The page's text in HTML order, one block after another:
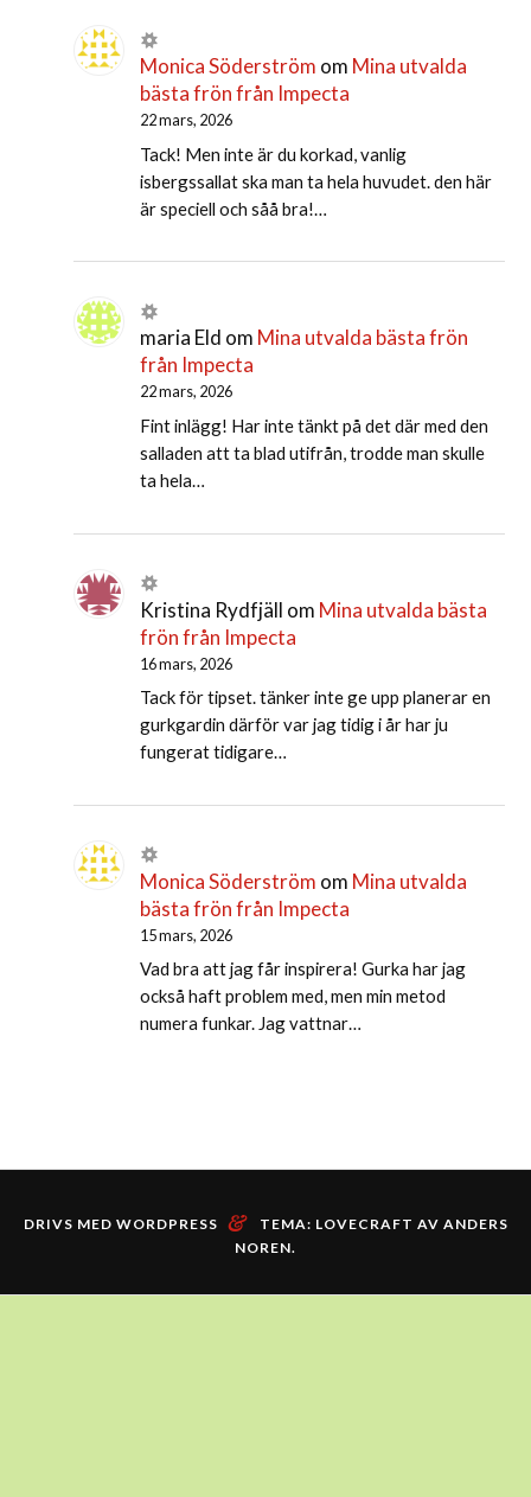
Monica Söderström om Mina utvalda
bästa frön från Impecta
22 mars, 2026
Tack! Men inte är du korkad, vanlig
isbergssallat ska man ta hela huvudet. den här
är speciell och såå bra!…
maria Eld om Mina utvalda bästa frön
från Impecta
22 mars, 2026
Fint inlägg! Har inte tänkt på det där med den
salladen att ta blad utifrån, trodde man skulle
ta hela…
Kristina Rydfjäll om Mina utvalda bästa
frön från Impecta
16 mars, 2026
Tack för tipset. tänker inte ge upp planerar en
gurkgardin därför var jag tidig i år har ju
fungerat tidigare…
Monica Söderström om Mina utvalda
bästa frön från Impecta
15 mars, 2026
Vad bra att jag får inspirera! Gurka har jag
också haft problem med, men min metod
numera funkar. Jag vattnar…
DRIVS MED WORDPRESS & TEMA: LOVECRAFT AV ANDERS
NOREN.